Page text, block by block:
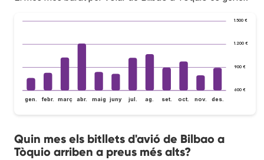
600 €
900 €
1.200 €
1.500 €
gen. febr. març abr. maig juny jul. ag. set. oct. nov. des.
Quin mes els bitllets d'avió de Bilbao a
Tòquio arriben a preus més alts?